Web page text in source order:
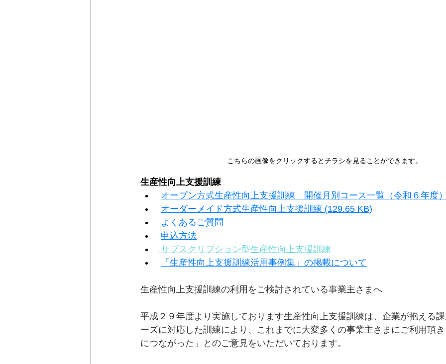
こちらの画像をクリックするとチラシを見ることができます。
生産性向上支援訓練
オープン方式生産性向上支援訓練　開催月別コース一覧（令和６年度
オーダーメイド方式生産性向上支援訓練 (129.65 KB)
よくあるご質問
申込方法
サブスクリプション型生産性向上支援訓練
「生産性向上支援訓練活用事例集」の掲載について
生産性向上支援訓練の利用をご検討されている事業主さまへ
平成２９年度より実施しております生産性向上支援訓練は、企業が抱える
ーズに対応した訓練により、これまでに大変多くの事業主さまにご利用頂
につながった」とのご意見をいただいております。